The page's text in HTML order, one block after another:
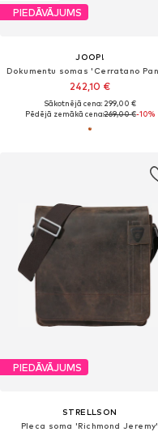
PIEDĀVĀJUMS
JOOP!
242,10 €
Sākotnējā cena: 299,00 €
Pēdējā zemākā cena:269,00 €-10%
PIEDĀVĀJUMS
STRELLSON
Pleca soma 'Richmond Jeremy'